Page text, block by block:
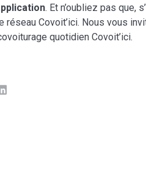
. Et n’oubliez pas que,
Covoit’ici. Nous vous
quotidien Covoit’ici.